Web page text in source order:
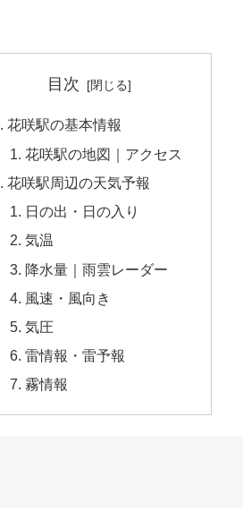
目次
花咲駅の基本情報
花咲駅の地図｜アクセス
花咲駅周辺の天気予報
日の出・日の入り
気温
降水量｜雨雲レーダー
風速・風向き
気圧
雷情報・雷予報
霧情報